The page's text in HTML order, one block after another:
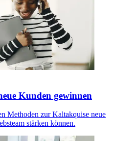
Kunden gewinnen
Methoden zur Kaltakquise neue
stärken können.